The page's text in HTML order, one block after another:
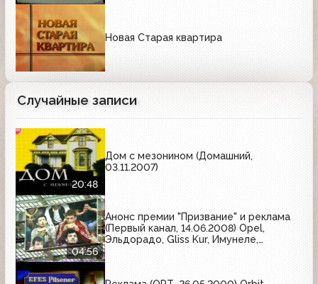
Новая Старая квартира
Случайные записи
20:48
Дом с мезонином (Домашний,
03.11.2007)
04:56
Анонс премии "Призвание" и реклама
(Первый канал, 14.06.2008) Opel,
Эльдорадо, Gliss Kur, Имунеле,